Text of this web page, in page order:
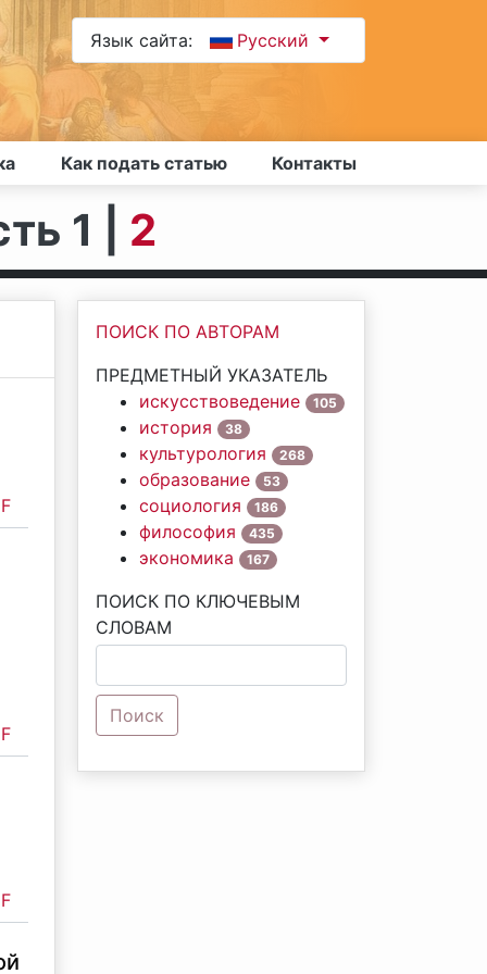
Язык сайта: Русский
Как подать статью Контакты
1 | 2
ПОИСК ПО АВТОРАМ
ПРЕДМЕТНЫЙ УКАЗАТЕЛЬ
искусствоведение
105
история 38
культурология 268
образование 53
социология 186
философия 435
экономика 167
ПОИСК ПО КЛЮЧЕВЫМ
СЛОВАМ
Поиск